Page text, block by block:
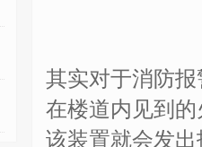
其实对于消防
在楼道内见到
该装置就会发